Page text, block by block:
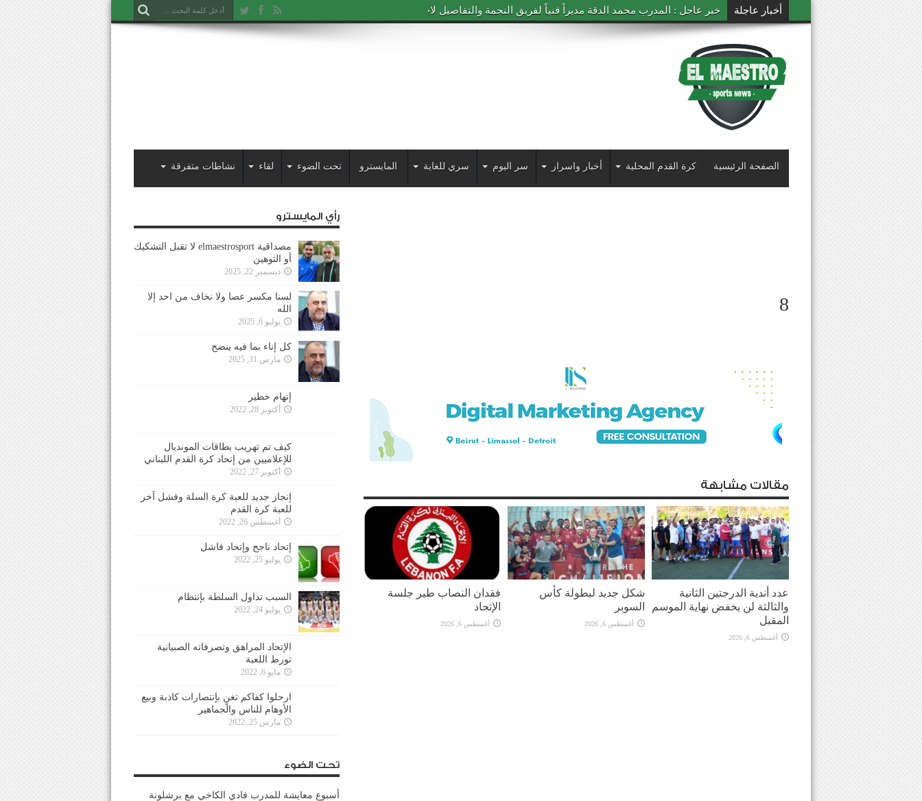
أخبار عاجلة خبر عاجل : المدرب محمد الدقة مديراً فنياً لفريق النجمة والتفاصيل لاحقاً
الصفحة الرئيسية كرة القدم المحلية أخبار واسرار سر اليوم سري للغاية المايسترو تحت الضوء لقاء نشاطات متفرقة
8
مقالات مشابهة
عدد أندية الدرجتين الثانية
والثالثة لن يخفض نهاية الموسم
المقبل
أغسطس 6, 2026
شكل جديد لبطولة كأس
السوبر
أغسطس 6, 2026
فقدان النصاب طير جلسة
الإتحاد
أغسطس 6, 2026
رأي المايسترو
مصداقية elmaestrosport لا تقبل التشكيك
أو التوهين
ديسمبر 22, 2025
لسنا مكسر عصا ولا نخاف من احد إلا
الله
يوليو 6, 2025
كل إناء بما فيه ينضح
مارس 31, 2025
إتهام خطير
أكتوبر 28, 2022
كيف تم تهريب بطاقات المونديال
للإعلاميين من إتحاد كرة القدم اللبناني
أكتوبر 27, 2022
إنجاز جديد للعبة كرة السلة وفشل آخر
للعبة كرة القدم
أغسطس 26, 2022
إتحاد ناجح وإتحاد فاشل
يوليو 25, 2022
السبب تداول السلطة بإنتظام
يوليو 24, 2022
الإتحاد المراهق وتصرفاته الصبيانية
تورط اللعبة
مايو 6, 2022
ارحلوا كفاكم تغنٍ بإنتصارات كاذبة وبيع
الأوهام للناس والجماهير
مارس 25, 2022
تحت الضوء
أسبوع معايشة للمدرب فادي الكاخي مع برشلونة